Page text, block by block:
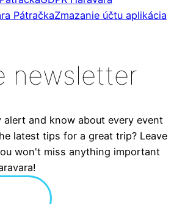
PátračkaZmazanie účtu aplikácia
newsletter
and know about every event
latest tips for a great trip? Leave
won't miss anything important